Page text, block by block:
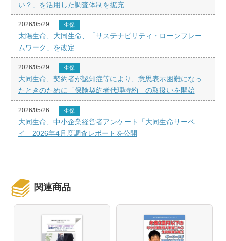
い？」を活用した調査体制を拡充
2026/05/29 生保
太陽生命、大同生命、「サステナビリティ・ローンフレー
ムワーク」を改定
2026/05/29 生保
大同生命、契約者が認知症等により、意思表示困難になっ
たときのために「保険契約者代理特約」の取扱いを開始
2026/05/26 生保
大同生命、中小企業経営者アンケート「大同生命サーベ
イ」2026年4月度調査レポートを公開
関連商品